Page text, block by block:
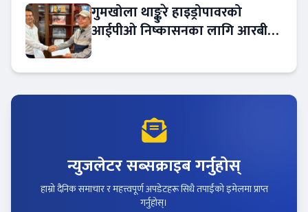
गुमखोला थाङ्कुरे हाइड्रोपावरको
आईपीओ निष्कासनका लागि आरबीबी
न्युजलेटर सब्सक्राइब गर्नुहोस्
हाम्रो दैनिक समाचार र महत्त्वपूर्ण अपडेटहरू सिधै तपाईंको इमेलमा प्राप्त
गर्नुहोस्।